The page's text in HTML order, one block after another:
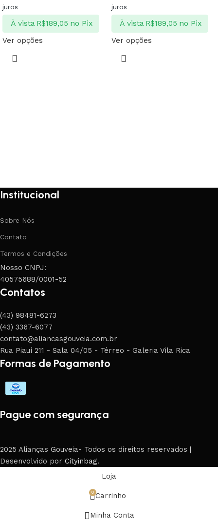
juros
À vista R$189,05 no Pix
Ver opções
juros
À vista R$189,05 no Pix
Ver opções
Institucional
Sobre Nós
Contato
Termos e Condições
Nosso CNPJ:
40575688/0001-52
Contatos
(43) 98481-6273
(43) 3367-6077
contato@aliancasgouveia.com.br
Rua Piauí 211 - Sala 04/05 - Térreo - Galeria Vila Rica
Formas de Pagamento
Pague com segurança
2025 Alianças Gouveia- Todos os direitos reservados |
Desenvolvido por Cityinbag.
Loja
0 Carrinho
Minha Conta